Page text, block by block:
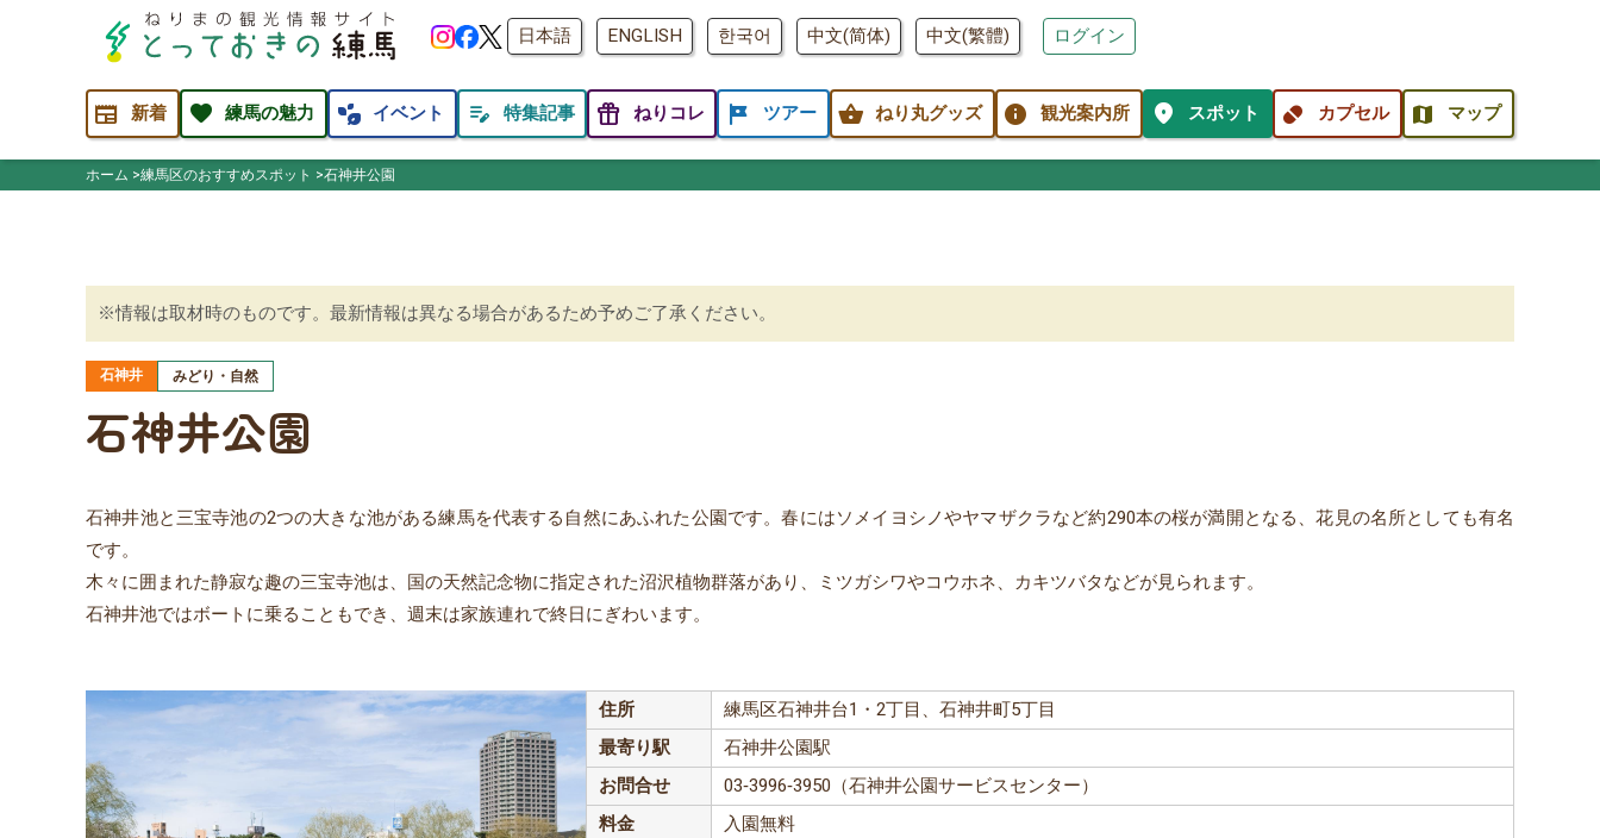
日本語 ENGLISH 한국어 中文(简体) 中文(繁體) ログイン
newspaper 新着 favorite 練馬の魅力 temp_preferences_eco イベント edit_note 特集記事 featured_seasonal_and_gifts ねりコレ tour ツアー shopping_basket ねり丸グッズ info 観光案内所 location_on スポット pill カプセル map マップ
ホーム 練馬区のおすすめスポット 石神井公園
※情報は取材時のものです。最新情報は異なる場合があるため予めご了承ください。
石神井 みどり・自然
石神井公園
石神井池と三宝寺池の2つの大きな池がある練馬を代表する自然にあふれた公園です。春にはソメイヨシノやヤマザクラなど約290本の桜が満開となる、花見の名所としても有名
です。
木々に囲まれた静寂な趣の三宝寺池は、国の天然記念物に指定された沼沢植物群落があり、ミツガシワやコウホネ、カキツバタなどが見られます。
石神井池ではボートに乗ることもでき、週末は家族連れで終日にぎわいます。
住所
練馬区石神井台1・2丁目、石神井町5丁目
最寄り駅
石神井公園駅
お問合せ
03‐3996‐3950（石神井公園サービスセンター）
料金
入園無料